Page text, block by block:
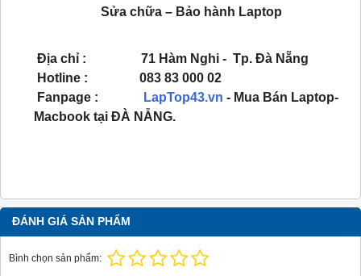
Sửa chữa – Bảo hành Laptop
Địa chỉ : 71 Hàm Nghi - Tp. Đà Nẵng
Hotline : 083 83 000 02
Fanpage :
LapTop43.vn - Mua Bán Laptop-
Macbook tại ĐÀ NẴNG.
ĐÁNH GIÁ SẢN PHẨM
Bình chọn sản phẩm: